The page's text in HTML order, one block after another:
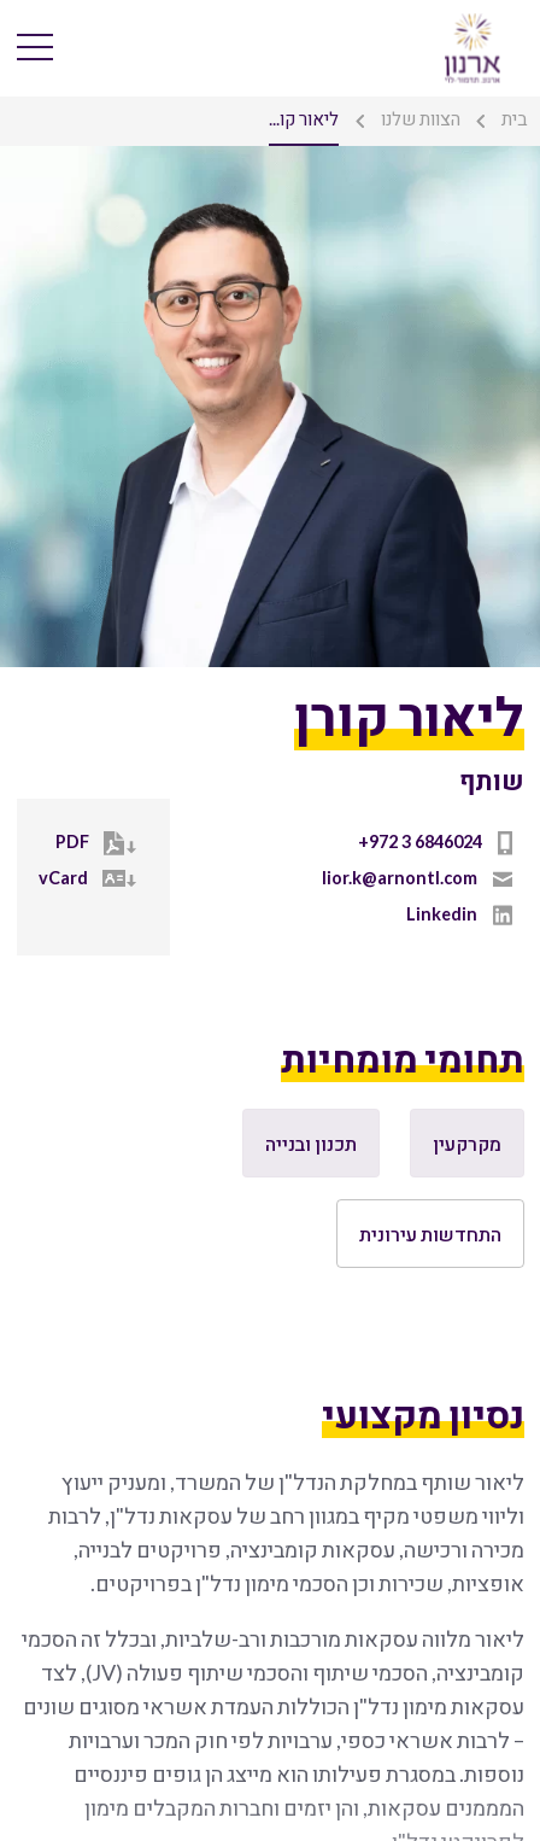
בית הצוות שלנו ליאור קו...
ליאור קורן
שותף
+972 3 6846024
lior.k@arnontl.com
Linkedin
PDF
vCard
תחומי מומחיות
מקרקעין תכנון ובנייה
התחדשות עירונית
נסיון מקצועי
ליאור שותף במחלקת הנדל"ן של המשרד, ומעניק ייעוץ
וליווי משפטי מקיף במגוון רחב של עסקאות נדל"ן, לרבות
מכירה ורכישה, עסקאות קומבינציה, פרויקטים לבנייה,
אופציות, שכירות וכן הסכמי מימון נדל"ן בפרויקטים.
ליאור מלווה עסקאות מורכבות ורב-שלביות, ובכלל זה הסכמי
קומבינציה, הסכמי שיתוף והסכמי שיתוף פעולה (JV), לצד
עסקאות מימון נדל"ן הכוללות העמדת אשראי מסוגים שונים
– לרבות אשראי כספי, ערבויות לפי חוק המכר וערבויות
נוספות. במסגרת פעילותו הוא מייצג הן גופים פיננסיים
המממנים עסקאות, והן יזמים וחברות המקבלים מימון